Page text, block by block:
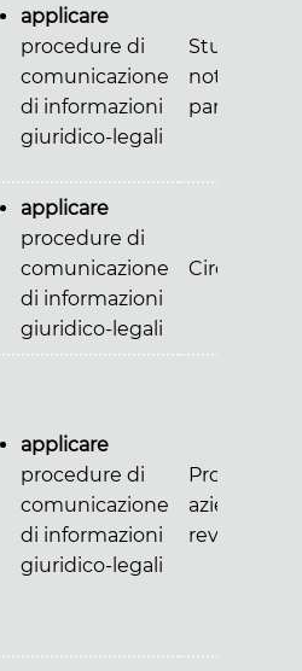
applicare
procedure di
comunicazione
di informazioni
giuridico-legali
Studi,
note,
pareri
applicare
procedure di
comunicazione
di informazioni
giuridico-legali
Circolari
applicare
procedure di
comunicazione
di informazioni
giuridico-legali
Procedure
aziendali
revisionate